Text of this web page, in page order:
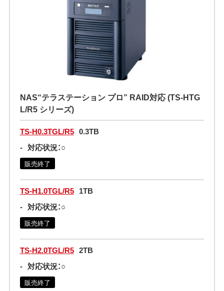
NAS“テラステーション プロ” RAID対応 (TS-HTG
L/R5 シリーズ)
TS-H0.3TGL/R5 0.3TB
- 対応状況：○
販売終了
TS-H1.0TGL/R5 1TB
- 対応状況：○
販売終了
TS-H2.0TGL/R5 2TB
- 対応状況：○
販売終了